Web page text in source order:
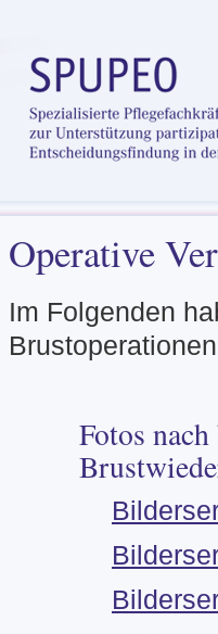
Operative
Im Folgenden
Fotos